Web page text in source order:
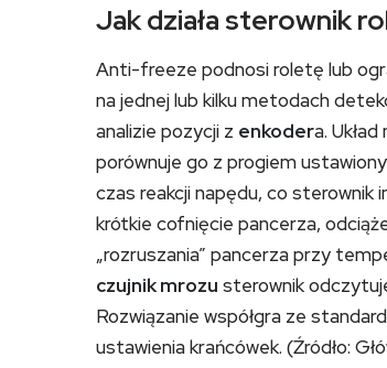
Jak działa sterownik
Anti-freeze podnosi roletę lub
na jednej lub kilku metodach
analizie pozycji z enkodera.
porównuje go z progiem
czas reakcji napędu, co sterownik
krótkie cofnięcie pancerza,
„rozruszania” pancerza przy
czujnik mrozu sterownik
Rozwiązanie współgra ze
ustawienia krańcówek. (Źródło: